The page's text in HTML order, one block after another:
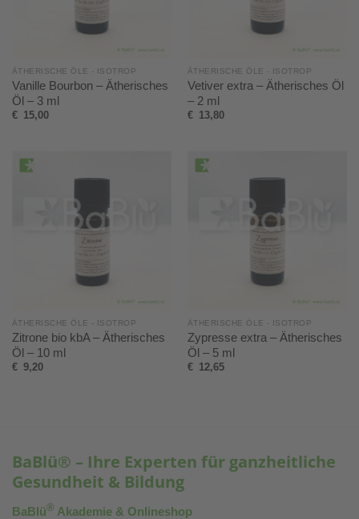
ÄTHERISCHE ÖLE - ISOTROP
Vanille Bourbon – Ätherisches
Öl – 3 ml
€ 15,00
ÄTHERISCHE ÖLE - ISOTROP
Vetiver extra – Ätherisches Öl
– 2 ml
€ 13,80
ÄTHERISCHE ÖLE - ISOTROP
Zitrone bio kbA – Ätherisches
Öl – 10 ml
€ 9,20
ÄTHERISCHE ÖLE - ISOTROP
Zypresse extra – Ätherisches
Öl – 5 ml
€ 12,65
BaBlü® – Ihre Experten für ganzheitliche
Gesundheit & Bildung
BaBlü® Akademie & Onlineshop